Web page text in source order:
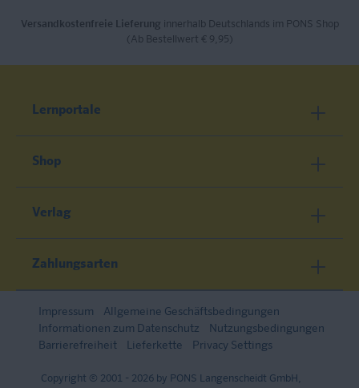
Versandkostenfreie Lieferung innerhalb Deutschlands im PONS Shop
(Ab Bestellwert € 9,95)
Lernportale
Shop
Verlag
Zahlungsarten
Impressum
Allgemeine Geschäftsbedingungen
Informationen zum Datenschutz
Nutzungsbedingungen
Barrierefreiheit
Lieferkette Privacy Settings
Copyright © 2001 - 2026 by PONS Langenscheidt GmbH,